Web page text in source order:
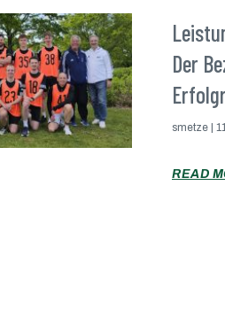
Der
smetze
READ